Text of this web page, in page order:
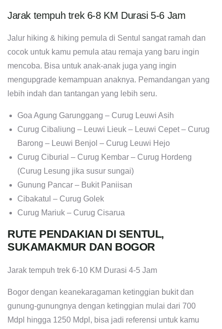
Jarak tempuh trek 6-8 KM Durasi 5-6 Jam
Jalur hiking & hiking pemula di Sentul sangat ramah dan
cocok untuk kamu pemula atau remaja yang baru ingin
mencoba. Bisa untuk anak-anak juga yang ingin
mengupgrade kemampuan anaknya. Pemandangan yang
lebih indah dan tantangan yang lebih seru.
Goa Agung Garunggang – Curug Leuwi Asih
Curug Cibaliung – Leuwi Lieuk – Leuwi Cepet – Curug
Barong – Leuwi Benjol – Curug Leuwi Hejo
Curug Ciburial – Curug Kembar – Curug Hordeng
(Curug Lesung jika susur sungai)
Gunung Pancar – Bukit Paniisan
Cibakatul – Curug Golek
Curug Mariuk – Curug Cisarua
RUTE PENDAKIAN DI SENTUL,
SUKAMAKMUR DAN BOGOR
Jarak tempuh trek 6-10 KM Durasi 4-5 Jam
Bogor dengan keanekaragaman ketinggian bukit dan
gunung-gunungnya dengan ketinggian mulai dari 700
Mdpl hingga 1250 Mdpl, bisa jadi referensi untuk kamu